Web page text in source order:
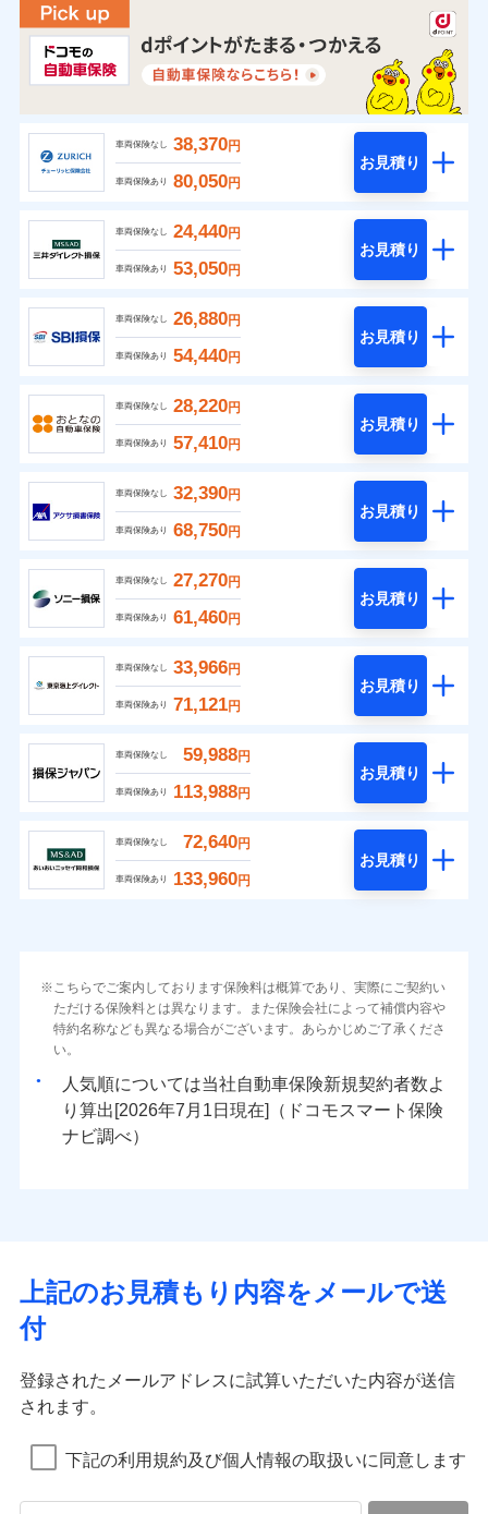
車両保険なし 38,370円
車両保険あり 80,050円
お見積り
車両保険なし 24,440円
車両保険あり 53,050円
お見積り
車両保険なし 26,880円
車両保険あり 54,440円
お見積り
車両保険なし 28,220円
車両保険あり 57,410円
お見積り
車両保険なし 32,390円
車両保険あり 68,750円
お見積り
車両保険なし 27,270円
車両保険あり 61,460円
お見積り
車両保険なし 33,966円
車両保険あり 71,121円
お見積り
車両保険なし 59,988円
車両保険あり 113,988円
お見積り
車両保険なし 72,640円
車両保険あり 133,960円
お見積り
こちらでご案内しております保険料は概算であり、実際にご契約い
ただける保険料とは異なります。また保険会社によって補償内容や
特約名称なども異なる場合がございます。あらかじめご了承くださ
い。
人気順については当社
新規契約者数よ
り算出[
年 月
日現在]（ドコモスマート保険
ナビ調べ）
上記のお見積もり内容をメールで送
付
登録されたメールアドレスに試算いただいた内容が送信
されます。
下記の利用規約及び個人情報の取扱いに同意します